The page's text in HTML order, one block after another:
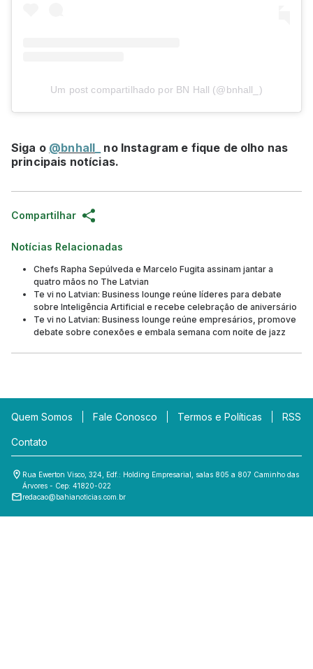
Um post compartilhado por BN Hall (@bnhall_)
Siga o @bnhall_
no Instagram e fique de olho nas
principais notícias.
Compartilhar
Notícias Relacionadas
Chefs Rapha Sepúlveda e Marcelo Fugita assinam jantar a
quatro mãos no The Latvian
Te vi no Latvian: Business lounge reúne líderes para debate
sobre Inteligência Artificial e recebe celebração de aniversário
Te vi no Latvian: Business lounge reúne empresários, promove
debate sobre conexões e embala semana com noite de jazz
Quem Somos Fale Conosco Termos e Políticas RSS
Contato
Rua Ewerton Visco, 324, Edf.: Holding Empresarial, salas 805 a 807 Caminho das
Árvores - Cep: 41820-022
redacao@bahianoticias.com.br